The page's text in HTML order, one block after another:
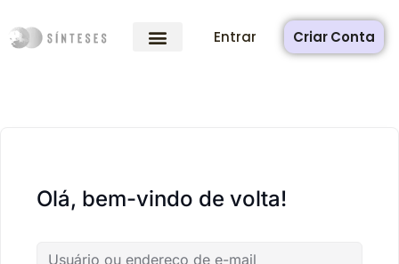
Entrar Criar Conta
Olá, bem-vindo de volta!